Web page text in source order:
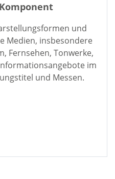
und
Medien, insbesondere
Fernsehen, Tonwerke,
im
und Messen.